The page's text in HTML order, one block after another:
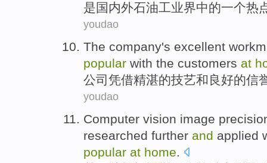
是国内外石油工业界中的一个热
youdao
The company's excellent
popular with the customers at
公司 凭借精湛的技艺和 良好的信
youdao
Computer vision image
researched further and applied
popular at home.